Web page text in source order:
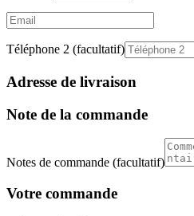
Email
Téléphone 2 (facultatif)
Adresse de livraison
Note de la commande
Notes de commande (facultatif)
Votre commande